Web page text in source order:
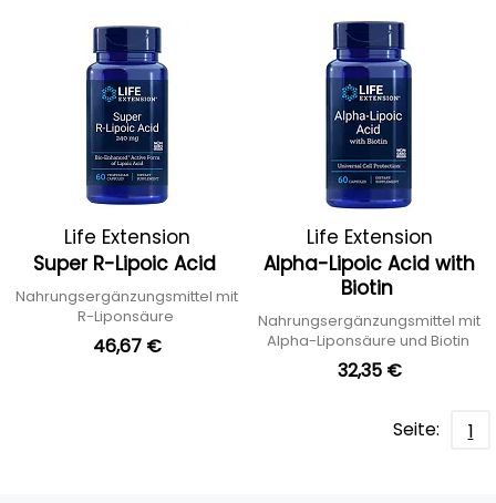
Life Extension
Super R-Lipoic Acid
Nahrungsergänzungsmittel mit
R-Liponsäure
46,67 €
Life Extension
Alpha-Lipoic Acid with
Biotin
Nahrungsergänzungsmittel mit
Alpha-Liponsäure und Biotin
32,35 €
Seite: 1